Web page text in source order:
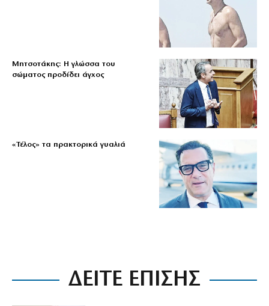
Μητσοτάκης: Η γλώσσα του
σώματος προδίδει άγχος
«Τέλος» τα πρακτορικά γυαλιά
ΔΕΙΤΕ ΕΠΙΣΗΣ